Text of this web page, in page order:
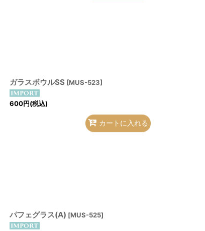
ガラスボウルSS [MUS-523]
600円(税込)
カートに入れる
パフェグラス(A) [MUS-525]